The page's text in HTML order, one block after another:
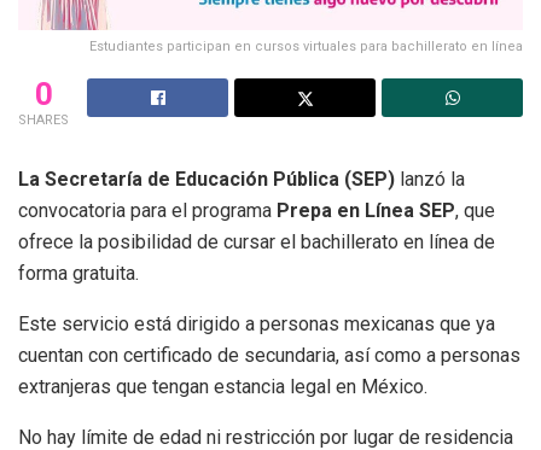
Estudiantes participan en cursos virtuales para bachillerato en línea
0
SHARES
La Secretaría de Educación Pública (SEP) lanzó la
convocatoria para el programa Prepa en Línea SEP, que
ofrece la posibilidad de cursar el bachillerato en línea de
forma gratuita.
Este servicio está dirigido a personas mexicanas que ya
cuentan con certificado de secundaria, así como a personas
extranjeras que tengan estancia legal en México.
No hay límite de edad ni restricción por lugar de residencia